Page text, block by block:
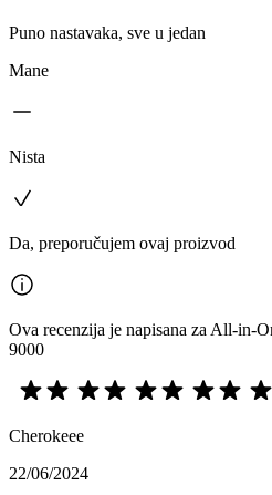
Puno nastavaka, sve u jedan
Mane
Nista
Da, preporučujem ovaj proizvod
Ova recenzija je napisana za All-in-
9000
Cherokeee
22/06/2024